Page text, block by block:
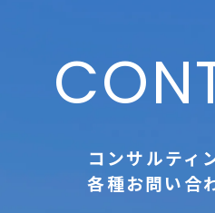
コンサルティ
各種お問い合